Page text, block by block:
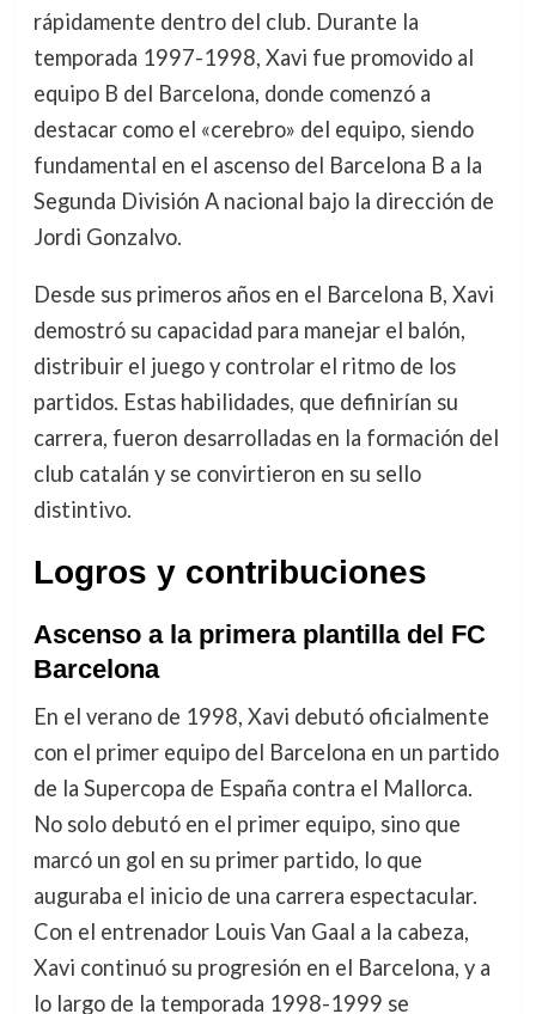
rápidamente dentro del club. Durante la
temporada 1997-1998, Xavi fue promovido al
equipo B del Barcelona, donde comenzó a
destacar como el «cerebro» del equipo, siendo
fundamental en el ascenso del Barcelona B a la
Segunda División A nacional bajo la dirección de
Jordi Gonzalvo.
Desde sus primeros años en el Barcelona B, Xavi
demostró su capacidad para manejar el balón,
distribuir el juego y controlar el ritmo de los
partidos. Estas habilidades, que definirían su
carrera, fueron desarrolladas en la formación del
club catalán y se convirtieron en su sello
distintivo.
Logros y contribuciones
Ascenso a la primera plantilla del FC
Barcelona
En el verano de 1998, Xavi debutó oficialmente
con el primer equipo del Barcelona en un partido
de la Supercopa de España contra el Mallorca.
No solo debutó en el primer equipo, sino que
marcó un gol en su primer partido, lo que
auguraba el inicio de una carrera espectacular.
Con el entrenador Louis Van Gaal a la cabeza,
Xavi continuó su progresión en el Barcelona, y a
lo largo de la temporada 1998-1999 se